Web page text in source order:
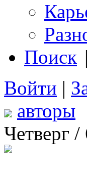
Поиск |
Войти |
авторы
Четверг /